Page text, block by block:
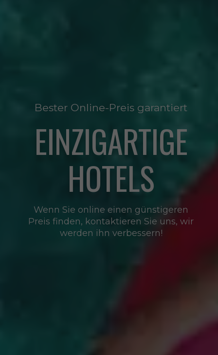
Bester Online-Preis garantiert
EINZIGARTIGE
HOTELS
Wenn Sie online einen günstigeren
Preis finden, kontaktieren Sie uns, wir
werden ihn verbessern!